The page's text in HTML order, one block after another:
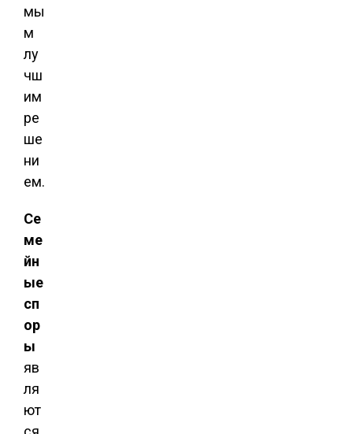
мы
м
лу
чш
им
ре
ше
ни
ем.
Се
ме
йн
ые
сп
ор
ы
яв
ля
ют